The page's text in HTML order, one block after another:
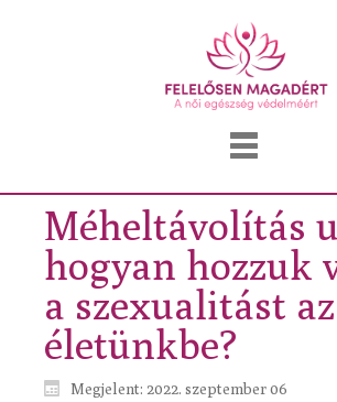
Méheltávolítás
hogyan hozzuk
a szexualitást az
életünkbe?
Megjelent: 2022. szeptember 06